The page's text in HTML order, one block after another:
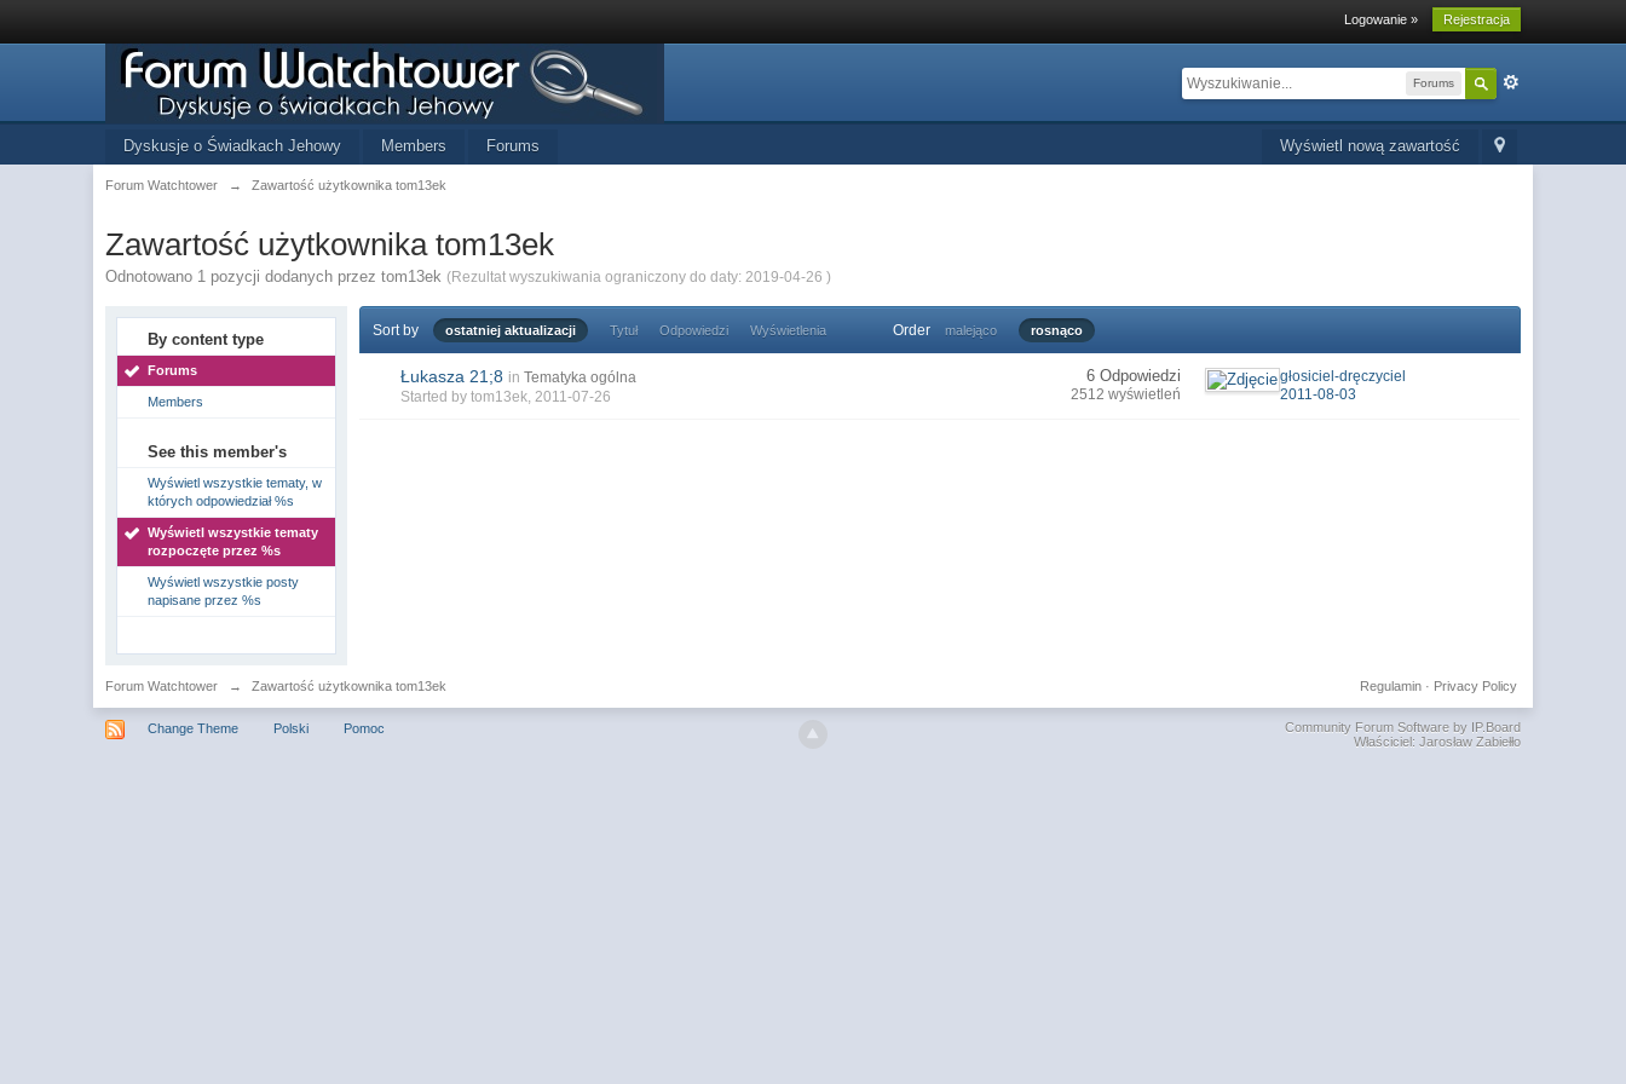
Logowanie » Rejestracja
Forums
Wyświetl nową zawartość
Dyskusje o Świadkach Jehowy Members Forums
Forum Watchtower → Zawartość użytkownika tom13ek
Zawartość użytkownika tom13ek
Odnotowano 1 pozycji dodanych przez tom13ek (Rezultat wyszukiwania ograniczony do daty: 2019-04-26 )
By content type
Forums
Members
See this member's
Wyświetl wszystkie tematy, w
których odpowiedział %s
Wyświetl wszystkie tematy
rozpoczęte przez %s
Wyświetl wszystkie posty
napisane przez %s
Sort by ostatniej aktualizacji Tytuł Odpowiedzi Wyświetlenia Order malejąco rosnąco
Łukasza 21;8 in Tematyka ogólna
Started bytom13ek, 2011-07-26
6 Odpowiedzi
2512 wyświetleń
głosiciel-dręczyciel
2011-08-03
Forum Watchtower → Zawartość użytkownika tom13ek Privacy Policy
Regulamin·
Change Theme Polski Pomoc
Community Forum Software by IP.Board
Właściciel: Jarosław Zabiełło